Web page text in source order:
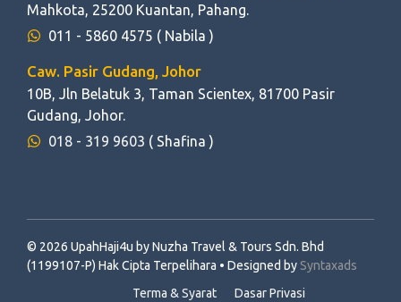
Mahkota, 25200 Kuantan, Pahang.
011 - 5860 4575 ( Nabila )
Caw. Pasir Gudang, Johor
10B, Jln Belatuk 3, Taman Scientex, 81700 Pasir
Gudang, Johor.
018 - 319 9603 ( Shafina )
© 2026 UpahHaji4u by Nuzha Travel & Tours Sdn. Bhd
(1199107-P) Hak Cipta Terpelihara • Designed by Syntaxads
Terma & Syarat
Dasar Privasi